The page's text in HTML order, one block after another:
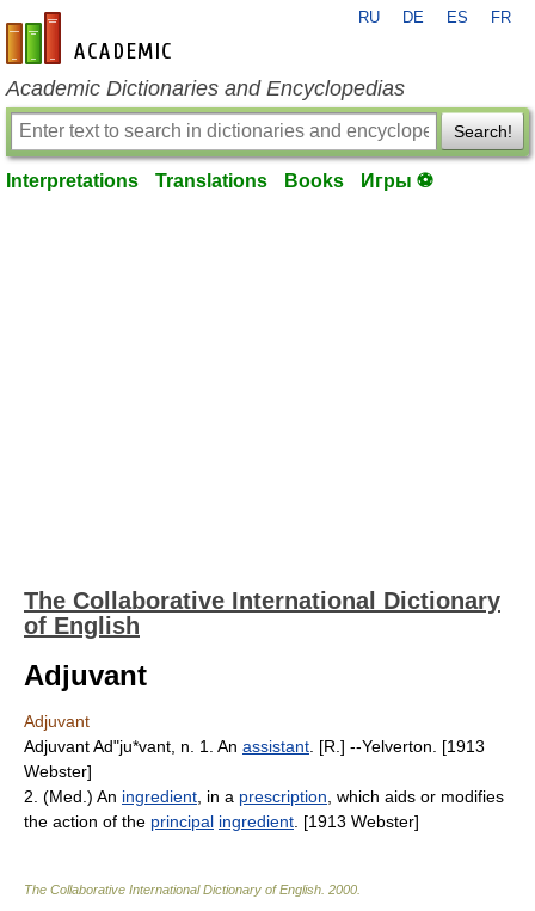
en-academic.com
RU DE ES FR
Academic Dictionaries and Encyclopedias
Search!
Interpretations Translations Books Игры ⚽
The Collaborative International Dictionary
of English
Adjuvant
Adjuvant
Adjuvant Ad"ju*vant, n. 1. An assistant . [R.] --Yelverton. [1913
Webster]
2. (Med.) An ingredient , in a prescription , which aids or modifies
the action of the principal ingredient . [1913 Webster]
The Collaborative International Dictionary of English 2000